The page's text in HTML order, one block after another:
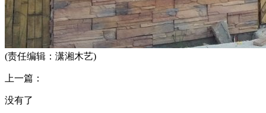
(责任编辑：潇湘木艺)
上一篇：
没有了